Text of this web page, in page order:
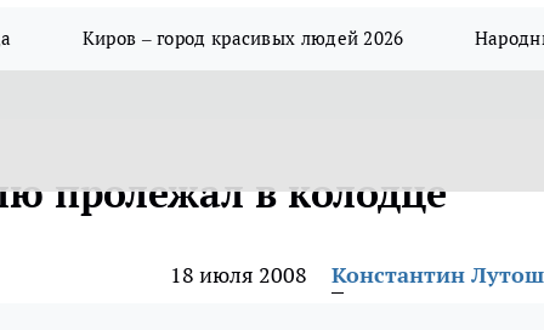
Киров – город красивых людей 2026
пролежал в колодце
18 июля 2008 Константин